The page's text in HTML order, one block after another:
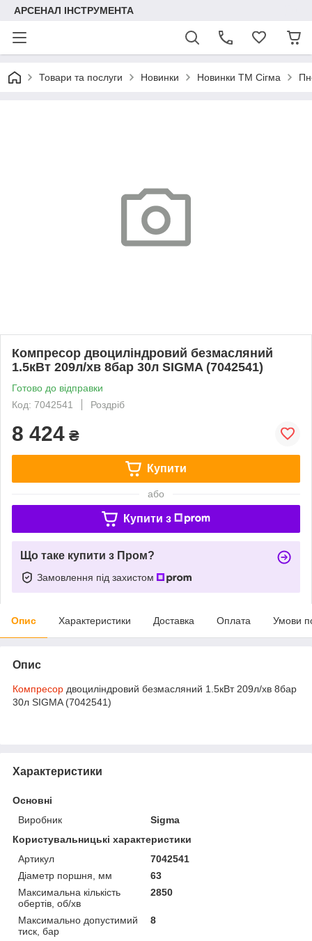
АРСЕНАЛ ІНСТРУМЕНТА
Товари та послуги Новинки Новинки ТМ Сігма
Компресор двоциліндровий безмасляний
1.5кВт 209л/хв 8бар 30л SIGMA (7042541)
Готово до відправки
Код: 7042541
Роздріб
8 424 ₴
Купити
або
Купити з
Що таке купити з Пром?
Замовлення під захистом
Опис Характеристики Доставка Оплата Умови
Опис
Компресор двоциліндровий безмасляний 1.5кВт 209л/хв 8бар
30л SIGMA (7042541)
Характеристики
Основні
Виробник
Sigma
Користувальницькі характеристики
Артикул
7042541
Діаметр поршня, мм
63
Максимальна кількість
обертів, об/хв
2850
Максимально допустимий
тиск, бар
8